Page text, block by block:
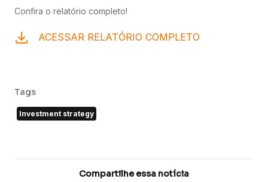
Confira o relatório completo!
ACESSAR RELATÓRIO COMPLETO
Tags
Investment strategy
Compartilhe essa notícia